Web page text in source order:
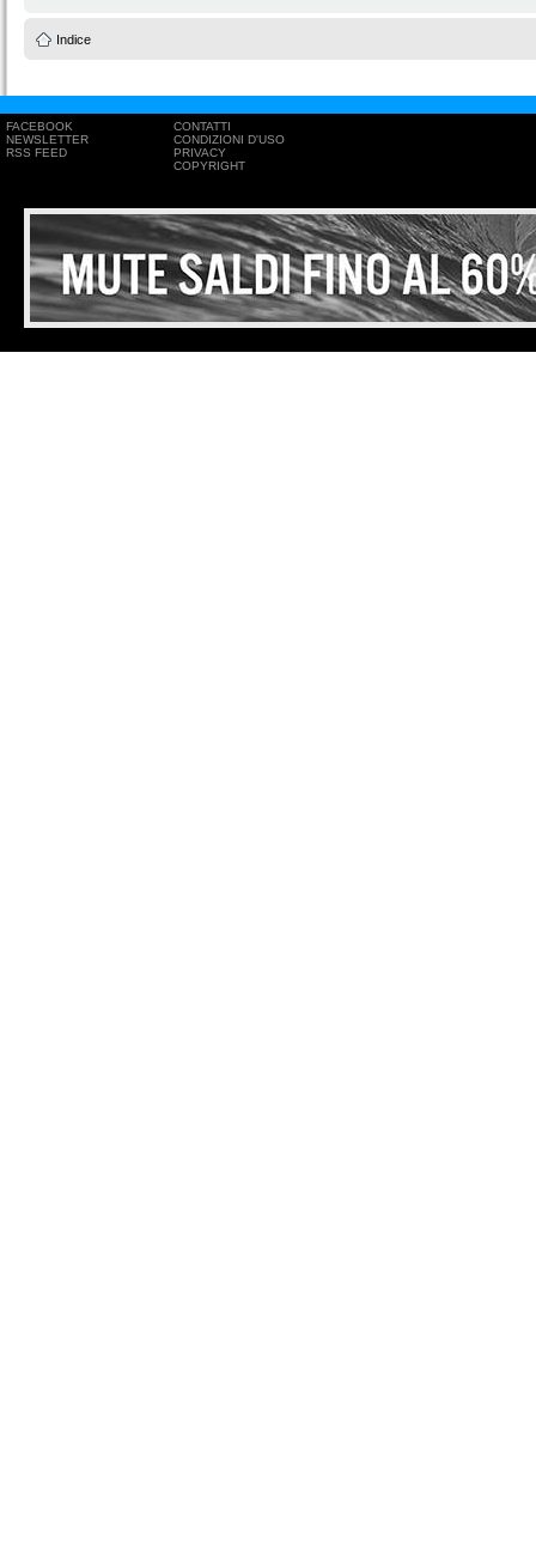
Indice
FACEBOOK
NEWSLETTER
RSS FEED
CONTATTI
CONDIZIONI D'USO
PRIVACY
COPYRIGHT